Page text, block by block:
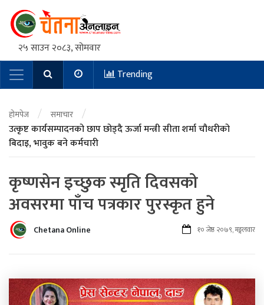
२५ साउन २०८३, सोमवार
Main NavigationTrending
होमपेज / समाचार /
उत्कृष्ट कार्यसम्पादनको छाप छोड्दै ऊर्जा मन्त्री सीता शर्मा चौधरीको
बिदाइ, भावुक बने कर्मचारी
कृष्णसेन इच्छुक स्मृति दिवसको
अवसरमा पाँच पत्रकार पुरस्कृत हुने
Chetana Online १० जेष्ठ २०७९, मङ्गलवार